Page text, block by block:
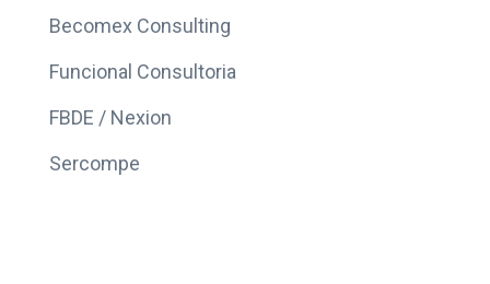
Becomex Consulting
Funcional Consultoria
FBDE / Nexion
Sercompe